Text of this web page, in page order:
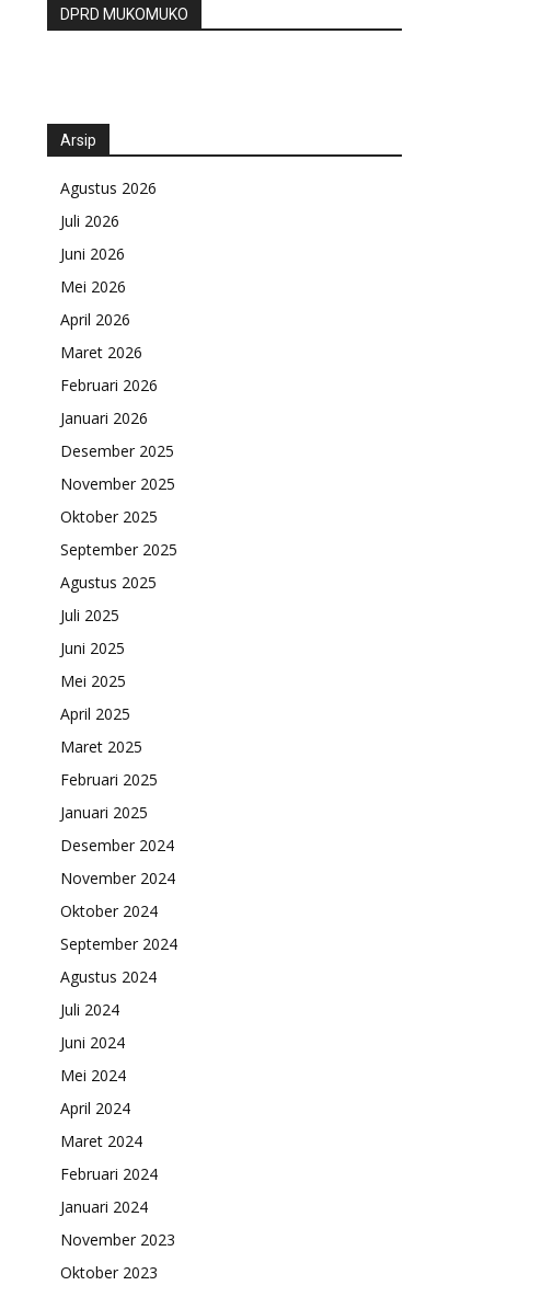
DPRD MUKOMUKO
Arsip
Agustus 2026
Juli 2026
Juni 2026
Mei 2026
April 2026
Maret 2026
Februari 2026
Januari 2026
Desember 2025
November 2025
Oktober 2025
September 2025
Agustus 2025
Juli 2025
Juni 2025
Mei 2025
April 2025
Maret 2025
Februari 2025
Januari 2025
Desember 2024
November 2024
Oktober 2024
September 2024
Agustus 2024
Juli 2024
Juni 2024
Mei 2024
April 2024
Maret 2024
Februari 2024
Januari 2024
November 2023
Oktober 2023